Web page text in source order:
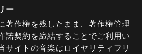
ー
著作権を残したまま、著作権管理
諾契約を締結することでご利用い
サイトの音楽はロイヤリティフリ